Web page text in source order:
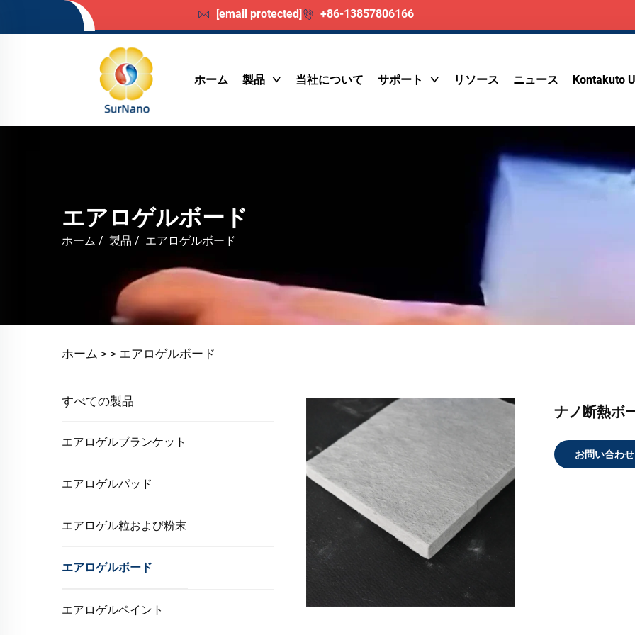
[email protected] +86-13857806166
ホーム 製品 当社について サポート リソース ニュース Kontakuto
エアロゲルボード
ホーム / 製品 / エアロゲルボード
ホーム > > エアロゲルボード
すべての製品
エアロゲルブランケット
エアロゲルパッド
エアロゲル粒および粉末
エアロゲルボード
エアロゲルペイント
ナノ断熱ボ
お問い合わせ